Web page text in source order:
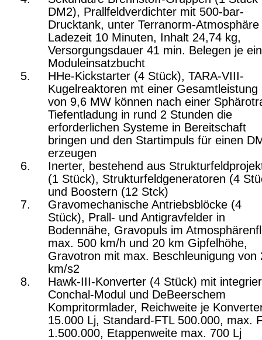
DM2), Prallfeldverdichter mit 500-bar-
Drucktank, unter Terranorm-Atmosphäre
Ladezeit 10 Minuten, Inhalt 24,74 kg,
Versorgungsdauer 41 min. Belegen je
Moduleinsatzbucht
HHe-Kickstarter (4 Stück), TARA-VIII-
Kugelreaktoren mt einer Gesamtleistung
von 9,6 MW können nach einer
Tiefentladung in rund 2 Stunden die
erforderlichen Systeme in Bereitschaft
bringen und den Startimpuls für einen
erzeugen
Inerter, bestehend aus
(1 Stück), Strukturfeldgeneratoren (4
und Boostern (12 Stck)
Gravomechanische Antriebsblöcke (4
Stück), Prall- und Antigravfelder in
Bodennähe, Gravopuls im
max. 500 km/h und 20 km Gipfelhöhe,
Gravotron mit max. Beschleunigung von
km/s2
Hawk-III-Konverter (4 Stück) mit
Conchal-Modul und DeBeerschem
Kompritormlader, Reichweite je
15.000 Lj, Standard-FTL 500.000, max.
1.500.000, Etappenweite max. 700 Lj